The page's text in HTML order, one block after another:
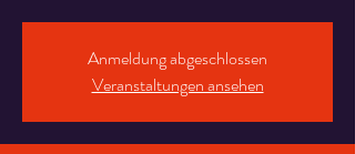
Anmeldung abgeschlossen
Veranstaltungen ansehen